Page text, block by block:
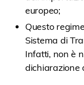
europeo;
Questo
Sistema di
Infatti, non è
dichiarazione